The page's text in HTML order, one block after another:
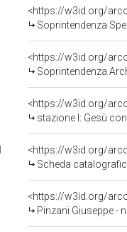
<https://w3id.org/
Soprintendenza
<https://w3id.org/
Soprintendenza
<https://w3id.org/
stazione I: Gesù
<https://w3id.org/
Scheda
<https://w3id.org/
Pinzani Giuseppe -